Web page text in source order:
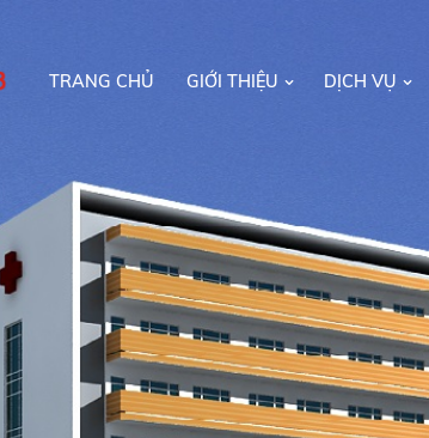
TRANG CHỦ GIỚI THIỆU DỊCH VỤ